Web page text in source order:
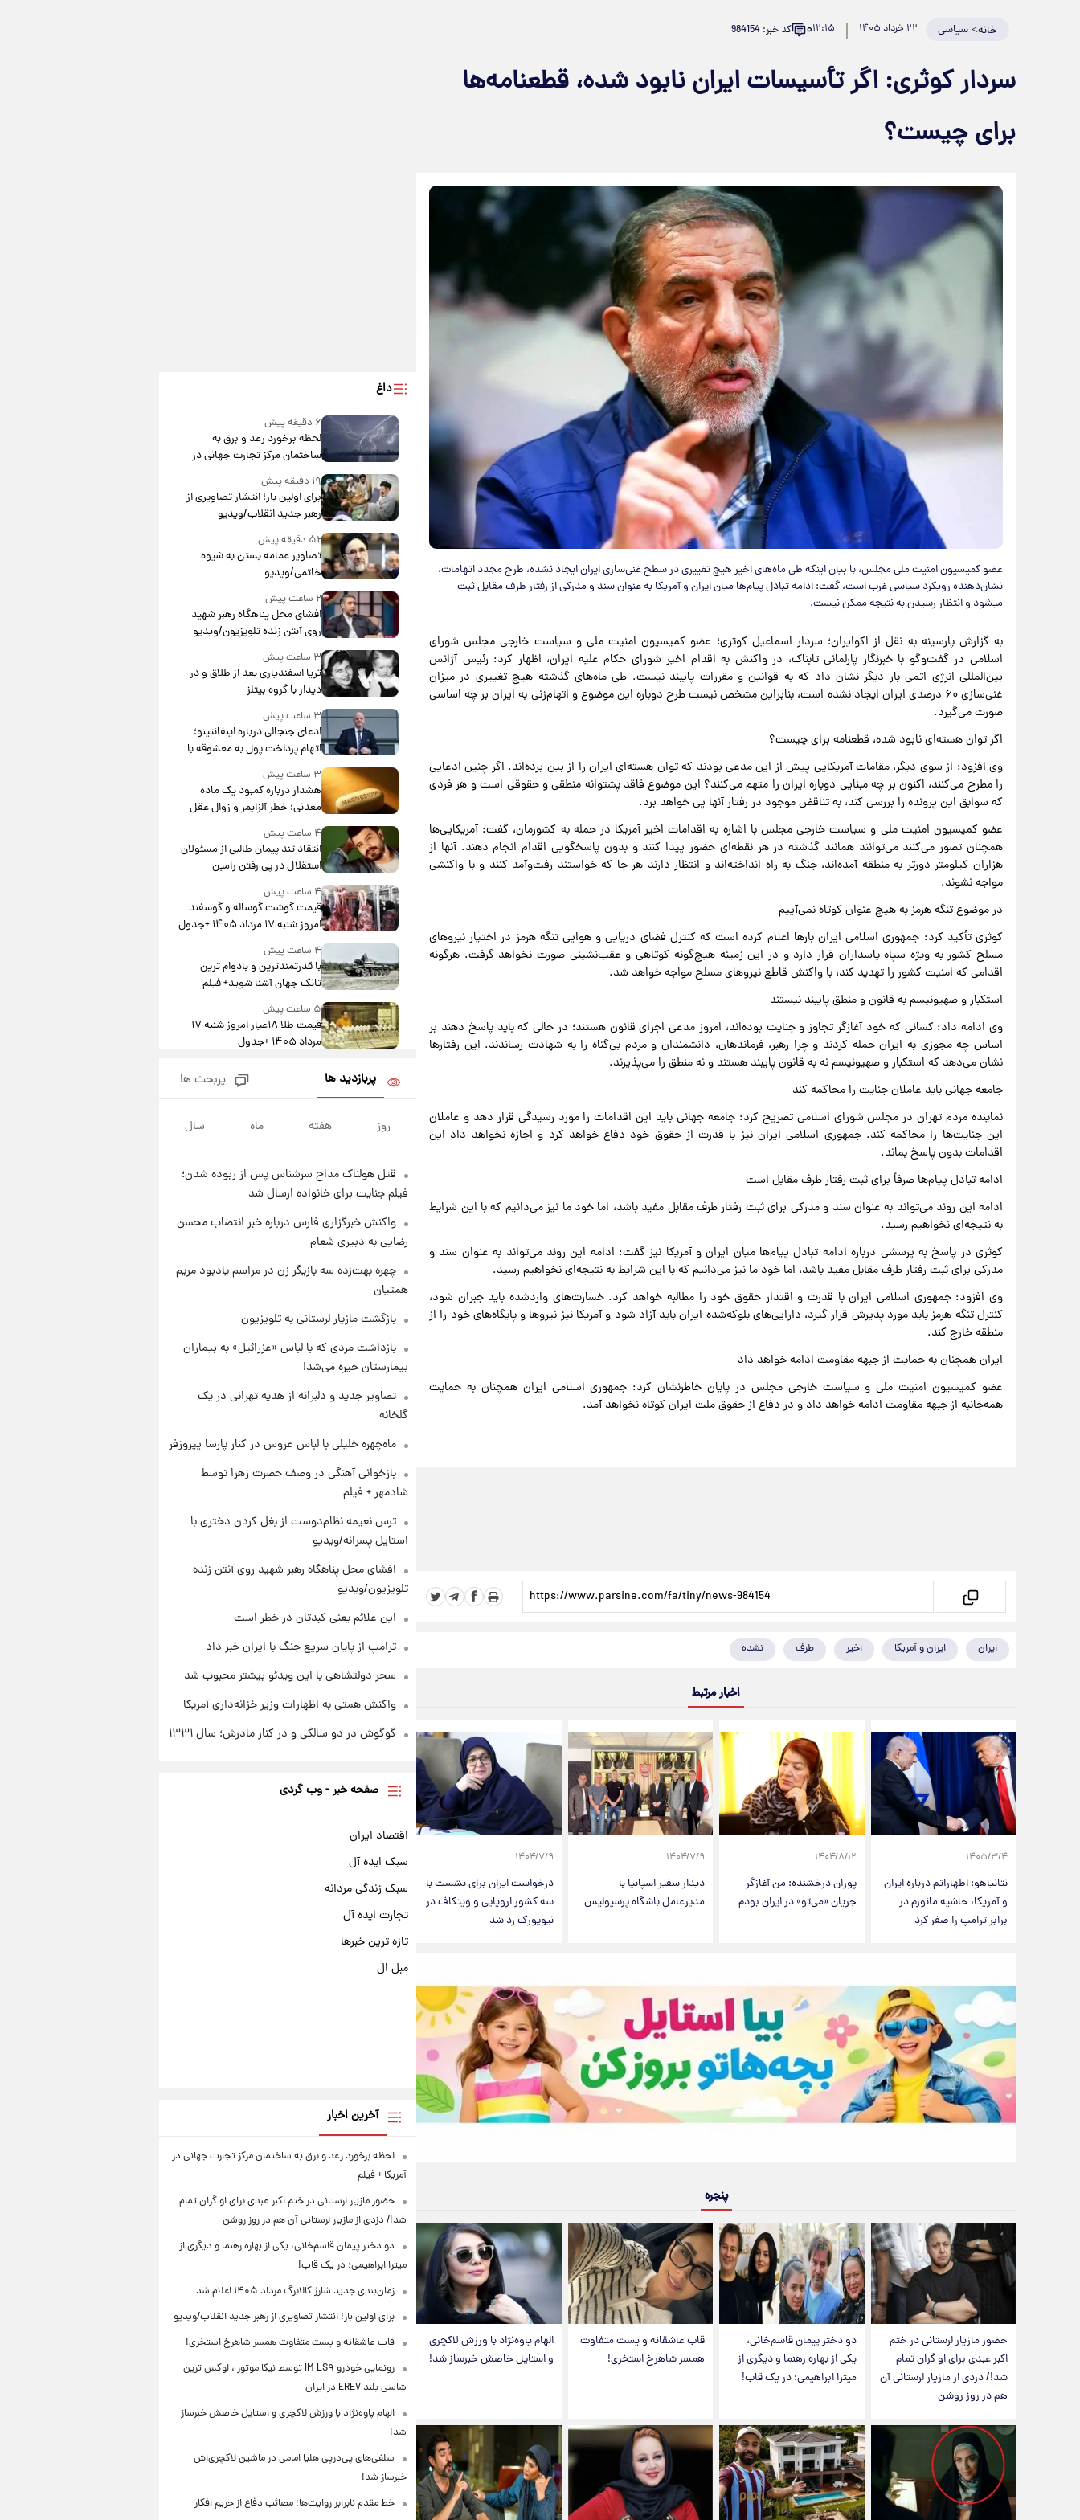
خانه>سیاسی ۲۲ خرداد ۱۴۰۵ ۱۲:۱۵۰ کد خبر: 984154
سردار کوثری: اگر تأسیسات ایران نابود شده، قطعنامه‌ها
برای چیست؟
عضو کمیسیون امنیت ملی مجلس، با بیان اینکه طی ماه‌های اخیر هیچ تغییری در سطح غنی‌سازی ایران ایجاد نشده، طرح مجدد اتهامات،
نشان‌دهنده رویکرد سیاسی غرب است، گفت: ادامه تبادل پیام‌ها میان ایران و آمریکا به عنوان سند و مدرکی از رفتار طرف مقابل ثبت
میشود و انتظار رسیدن به نتیجه ممکن نیست.
به گزارش پارسینه به نقل از اکوایران؛ سردار اسماعیل کوثری؛ عضو کمیسیون امنیت ملی و سیاست خارجی مجلس شورای
اسلامی در گفت‌وگو با خبرنگار پارلمانی تابناک، در واکنش به اقدام اخیر شورای حکام علیه ایران، اظهار کرد: رئیس آژانس
بین‌المللی انرژی اتمی بار دیگر نشان داد که به قوانین و مقررات پایبند نیست. طی ماه‌های گذشته هیچ تغییری در میزان
غنی‌سازی ۶۰ درصدی ایران ایجاد نشده است، بنابراین مشخص نیست طرح دوباره این موضوع و اتهام‌زنی به ایران بر چه اساسی
صورت می‌گیرد.
اگر توان هسته‌ای نابود شده، قطعنامه برای چیست؟
وی افزود: از سوی دیگر، مقامات آمریکایی پیش از این مدعی بودند که توان هسته‌ای ایران را از بین برده‌اند. اگر چنین ادعایی
را مطرح می‌کنند، اکنون بر چه مبنایی دوباره ایران را متهم می‌کنند؟ این موضوع فاقد پشتوانه منطقی و حقوقی است و هر فردی
که سوابق این پرونده را بررسی کند، به تناقض موجود در رفتار آنها پی خواهد برد.
عضو کمیسیون امنیت ملی و سیاست خارجی مجلس با اشاره به اقدامات اخیر آمریکا در حمله به کشورمان، گفت: آمریکایی‌ها
همچنان تصور می‌کنند می‌توانند همانند گذشته در هر نقطه‌ای حضور پیدا کنند و بدون پاسخگویی اقدام انجام دهند. آنها از
هزاران کیلومتر دورتر به منطقه آمده‌اند، جنگ به راه انداخته‌اند و انتظار دارند هر جا که خواستند رفت‌وآمد کنند و با واکنشی
مواجه نشوند.
در موضوع تنگه هرمز به هیچ عنوان کوتاه نمی‌آییم
کوثری تأکید کرد: جمهوری اسلامی ایران بارها اعلام کرده است که کنترل فضای دریایی و هوایی تنگه هرمز در اختیار نیروهای
مسلح کشور به ویژه سپاه پاسداران قرار دارد و در این زمینه هیچ‌گونه کوتاهی و عقب‌نشینی صورت نخواهد گرفت. هرگونه
اقدامی که امنیت کشور را تهدید کند، با واکنش قاطع نیروهای مسلح مواجه خواهد شد.
استکبار و صهیونیسم به قانون و منطق پایبند نیستند
وی ادامه داد: کسانی که خود آغازگر تجاوز و جنایت بوده‌اند، امروز مدعی اجرای قانون هستند؛ در حالی که باید پاسخ دهند بر
اساس چه مجوزی به ایران حمله کردند و چرا رهبر، فرماندهان، دانشمندان و مردم بی‌گناه را به شهادت رساندند. این رفتارها
نشان می‌دهد که استکبار و صهیونیسم نه به قانون پایبند هستند و نه منطق را می‌پذیرند.
جامعه جهانی باید عاملان جنایت را محاکمه کند
نماینده مردم تهران در مجلس شورای اسلامی تصریح کرد: جامعه جهانی باید این اقدامات را مورد رسیدگی قرار دهد و عاملان
این جنایت‌ها را محاکمه کند. جمهوری اسلامی ایران نیز با قدرت از حقوق خود دفاع خواهد کرد و اجازه نخواهد داد این
اقدامات بدون پاسخ بماند.
ادامه تبادل پیام‌ها صرفاً برای ثبت رفتار طرف مقابل است
ادامه این روند می‌تواند به عنوان سند و مدرکی برای ثبت رفتار طرف مقابل مفید باشد، اما خود ما نیز می‌دانیم که با این شرایط
به نتیجه‌ای نخواهیم رسید.
کوثری در پاسخ به پرسشی درباره ادامه تبادل پیام‌ها میان ایران و آمریکا نیز گفت: ادامه این روند می‌تواند به عنوان سند و
مدرکی برای ثبت رفتار طرف مقابل مفید باشد، اما خود ما نیز می‌دانیم که با این شرایط به نتیجه‌ای نخواهیم رسید.
وی افزود: جمهوری اسلامی ایران با قدرت و اقتدار حقوق خود را مطالبه خواهد کرد. خسارت‌های واردشده باید جبران شود،
کنترل تنگه هرمز باید مورد پذیرش قرار گیرد، دارایی‌های بلوکه‌شده ایران باید آزاد شود و آمریکا نیز نیروها و پایگاه‌های خود را از
منطقه خارج کند.
ایران همچنان به حمایت از جبهه مقاومت ادامه خواهد داد
عضو کمیسیون امنیت ملی و سیاست خارجی مجلس در پایان خاطرنشان کرد: جمهوری اسلامی ایران همچنان به حمایت
همه‌جانبه از جبهه مقاومت ادامه خواهد داد و در دفاع از حقوق ملت ایران کوتاه نخواهد آمد.
ایران ایران و آمریکا اخیر طرف نشده
اخبار مرتبط
۱۴۰۵/۳/۴
نتانیاهو: اظهاراتم درباره ایران
و آمریکا، حاشیه مانورم در
برابر ترامپ را صفر کرد
۱۴۰۴/۸/۱۲
پوران درخشنده: من آغازگر
جریان «می‌تو» در ایران بودم
۱۴۰۴/۷/۹
دیدار سفیر اسپانیا با
مدیرعامل باشگاه پرسپولیس
۱۴۰۴/۷/۹
درخواست ایران برای نشست با
سه کشور اروپایی و ویتکاف در
نیویورک رد شد
پنجره
حضور مازیار لرستانی در ختم
اکبر عبدی برای او گران تمام
شد!/ دزدی از مازیار لرستانی آن
هم در روز روشن
دو دختر پیمان قاسم‌خانی،
یکی از بهاره رهنما و دیگری از
میترا ابراهیمی؛ در یک قاب!
قاب عاشقانه و پست متفاوت
همسر شاهرخ استخری!
الهام پاوه‌نژاد با ورزش لاکچری
و استایل خاصش خبرساز شد!
داغ
۶ دقیقه پیش
لحظه برخورد رعد و برق به
ساختمان مرکز تجارت جهانی در
آمریکا + فیلم
۱۹ دقیقه پیش
برای اولین بار؛ انتشار تصاویری از
رهبر جدید انقلاب/ویدیو
۵۲ دقیقه پیش
تصاویر عمامه بستن به شیوه
خاتمی/ویدیو
۲ ساعت پیش
افشای محل پناهگاه‌ رهبر شهید
روی آنتن زنده تلویزیون/ویدیو
۳ ساعت پیش
ثریا اسفندیاری بعد از طلاق و در
دیدار با گروه بیتلز
۳ ساعت پیش
ادعای جنجالی درباره اینفانتینو؛
اتهام پرداخت پول به معشوقه با
۳ ساعت پیش
هشدار درباره کمبود یک ماده
معدنی؛ خطر آلزایمر و زوال عقل
افزایش می‌یابد؟
۴ ساعت پیش
انتقاد تند پیمان طالبی از مسئولان
استقلال در پی رفتن رامین
رضاییان+ عکس
۴ ساعت پیش
قیمت گوشت گوساله و گوسفند
امروز شنبه ۱۷ مرداد ۱۴۰۵ +جدول
۴ ساعت پیش
با قدرتمندترین و بادوام ترین
تانک جهان آشنا شوید+ فیلم
۵ ساعت پیش
قیمت طلا ۱۸عیار امروز شنبه ۱۷
مرداد ۱۴۰۵ +جدول
قیمت محصولات ایران‌خودرو و
سایپا امروز شنبه ۱۷ مرداد ۱۴۰۵
۱۹ ساعت پیش
۱۴۰۵
۱۹ ساعت پیش
بازیکن به درد نخور استقلال با
مقصد اروپا این تیم را ترک کرد!
۱ روز پیش
تصاویر کمتر دیده‌شده از شهیدان
حاجی‌زاده و باقری؛ فرماندهان
پربازدید ها پربحث ها
روز هفته ماه سال
قتل هولناک مداح سرشناس پس از ربوده شدن؛
فیلم جنایت برای خانواده ارسال شد
واکنش خبرگزاری فارس درباره خبر انتصاب محسن
رضایی به دبیری شعام
چهره بهت‌زده سه بازیگر زن در مراسم یادبود مریم
همتیان
بازگشت مازیار لرستانی به تلویزیون
بازداشت مردی که با لباس «عزرائیل» به بیماران
بیمارستان خیره می‌شد!
تصاویر جدید و دلبرانه از هدیه تهرانی در یک
گلخانه
ماه‌چهره خلیلی با لباس عروس در کنار پارسا پیروزفر
بازخوانی آهنگی در وصف حضرت زهرا توسط
شادمهر + فیلم
ترس نعیمه نظام‌دوست از بغل کردن دختری با
استایل پسرانه/ویدیو
افشای محل پناهگاه‌ رهبر شهید روی آنتن زنده
تلویزیون/ویدیو
این علائم یعنی کبدتان در خطر است
ترامپ از پایان سریع جنگ با ایران خبر داد
سحر دولتشاهی با این ویدئو بیشتر محبوب شد
واکنش همتی به اظهارات وزیر خزانه‌داری آمریکا
گوگوش در دو سالگی و در کنار مادرش؛ سال ۱۳۳۱
صفحه خبر - وب گردی
اقتصاد ایران
سبک ایده آل
سبک زندگی مردانه
تجارت ایده آل
تازه ترین خبرها
مبل ال
آخرین اخبار
لحظه برخورد رعد و برق به ساختمان مرکز تجارت جهانی در
آمریکا + فیلم
حضور مازیار لرستانی در ختم اکبر عبدی برای او گران تمام
شد!/ دزدی از مازیار لرستانی آن هم در روز روشن
دو دختر پیمان قاسم‌خانی، یکی از بهاره رهنما و دیگری از
میترا ابراهیمی؛ در یک قاب!
زمان‌بندی جدید شارژ کالابرگ مرداد ۱۴۰۵ اعلام شد
برای اولین بار؛ انتشار تصاویری از رهبر جدید انقلاب/ویدیو
قاب عاشقانه و پست متفاوت همسر شاهرخ استخری!
رونمایی خودرو IM LS۹ توسط نیکا موتور ، لوکس ترین
شاسی بلند EREV در ایران
الهام پاوه‌نژاد با ورزش لاکچری و استایل خاصش خبرساز
شد!
سلفی‌های پی‌درپی هلیا امامی در ماشین لاکچری‌اش
خبرساز شد!
خط مقدم نابرابر روایت‌ها؛ مصائب دفاع از حریم افکار